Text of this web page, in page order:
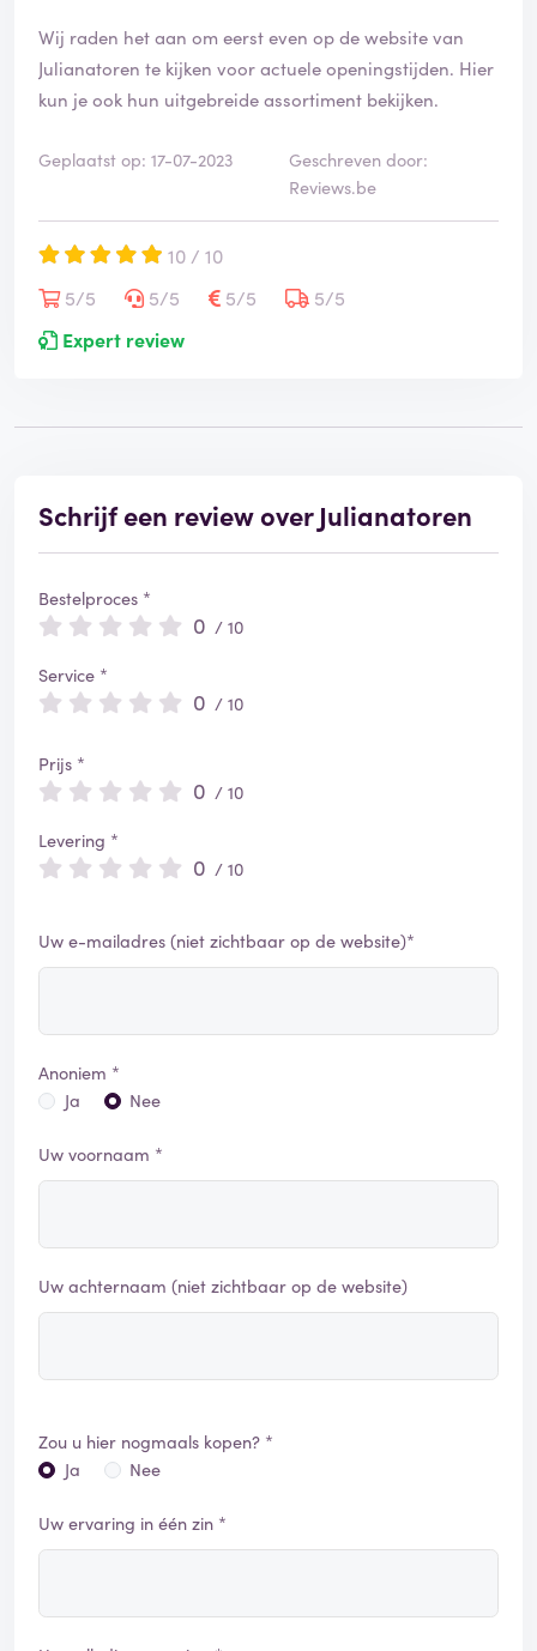
Wij raden het aan om eerst even op de website van
Julianatoren te kijken voor actuele openingstijden. Hier
kun je ook hun uitgebreide assortiment bekijken.
Geplaatst op: 17-07-2023
Geschreven door:
Reviews.be
10 / 10
5/5
5/5 5/5
5/5
Expert review
Schrijf een review over Julianatoren
Bestelproces *
0 / 10
Service *
0 / 10
Prijs *
0 / 10
Levering *
0 / 10
Uw e-mailadres (niet zichtbaar op de website)*
Anoniem *
Ja
Nee
Uw voornaam *
Uw achternaam (niet zichtbaar op de website)
Zou u hier nogmaals kopen? *
Ja
Nee
Uw ervaring in één zin *